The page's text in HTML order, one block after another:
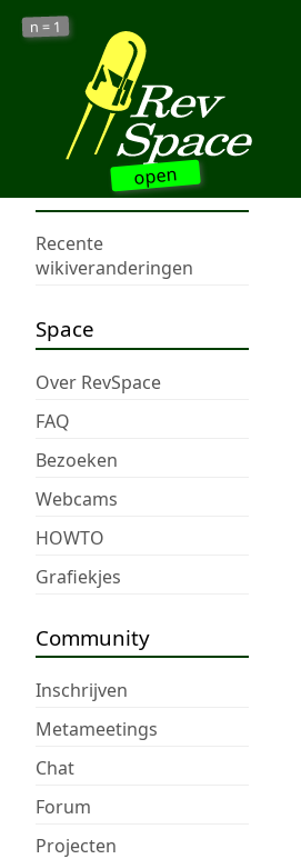
open
n = 1
Recente
wikiveranderingen
Space
Over RevSpace
FAQ
Bezoeken
Webcams
HOWTO
Grafiekjes
Community
Inschrijven
Metameetings
Chat
Forum
Projecten